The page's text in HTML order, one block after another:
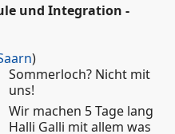
und Integration -
)
Sommerloch? Nicht mit
uns!
Wir machen 5 Tage lang
Halli Galli mit allem was